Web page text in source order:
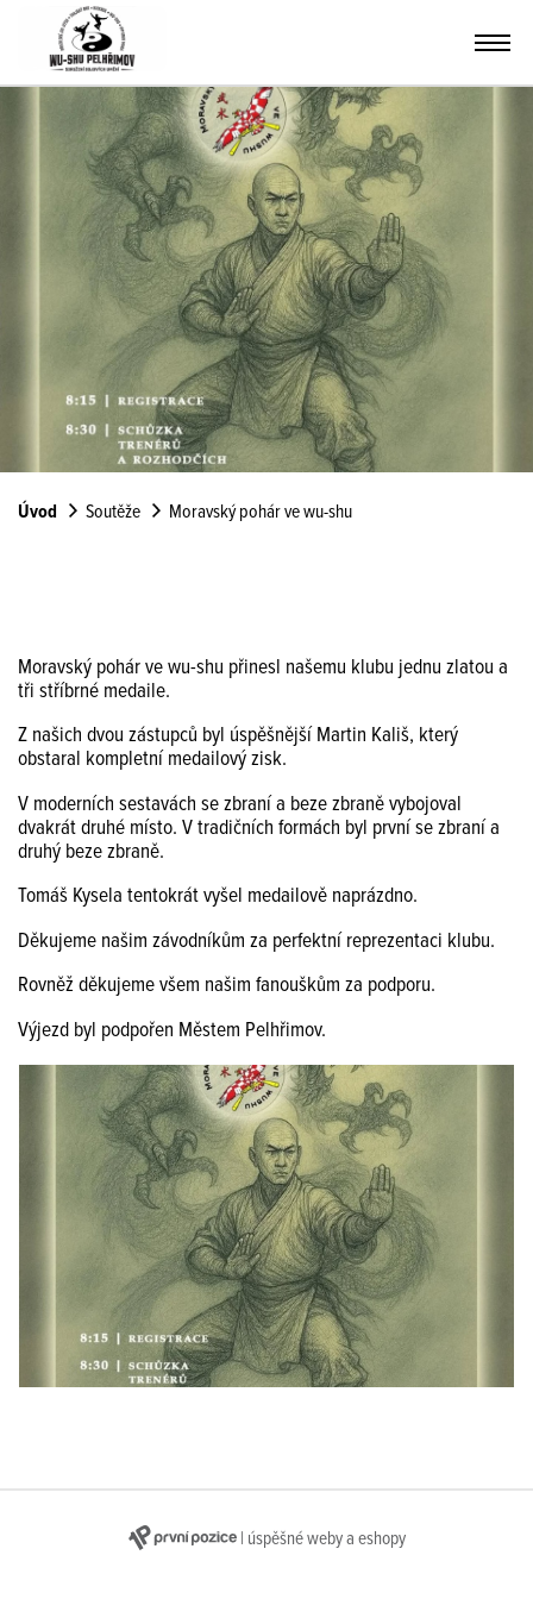
Úvod Soutěže Moravský pohár ve wu-shu
Moravský pohár ve wu-shu přinesl našemu klubu jednu zlatou a
tři stříbrné medaile.
Z našich dvou zástupců byl úspěšnější Martin Kališ, který
obstaral kompletní medailový zisk.
V moderních sestavách se zbraní a beze zbraně vybojoval
dvakrát druhé místo. V tradičních formách byl první se zbraní a
druhý beze zbraně.
Tomáš Kysela tentokrát vyšel medailově naprázdno.
Děkujeme našim závodníkům za perfektní reprezentaci klubu.
Rovněž děkujeme všem našim fanouškům za podporu.
Výjezd byl podpořen Městem Pelhřimov.
| úspěšné weby a eshopy